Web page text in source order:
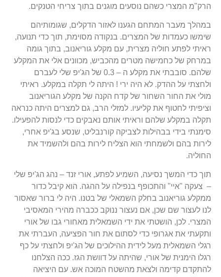
הרק"מ המצרי כשהם נוסעים מוגנים בתוך צריחי הטנקים.
במהלך מעבר המתחם הגענו לאזור הדקלים, שגומותיהם
שימשו כעמדות של המצרים. בנקודה מסוימת, תוך כדי תנועה,
ראיתי לפתע חוליה מצרית, עם מקלע גוריאנוב, בתוך גומה
במרחק של כחמישה מטרים מהכביש, מכוונים אלי את המקלע
שלהם. סובבתי את מקלע ה – 0.3 של הג'יפ שלי לעברם
ולחצתי על ההדק. לא היה ירי ! היתה לי תקלה במקלע. ראיתי
מולי את החור השחור של קדח הקנה של מקלע הגוריאנוב
וציפיתי לחטוף את קליעיו. למזלי הרב, גם למצרים היתה כנראה
תקלה במקלע שלהם וראיתי אותם נאבקים כדי לנסות להפעילו.
סימנתי בידי בבהילות לצביקה קורנבליט, שנסע בג'יפ אחרי,
לירות בהם ולשמחתי הוא הצליח לירות בהם ולהשמיד את
החוליה.
תוך כדי המשך נסיעה, השמיע לפתע, אורי זנד – נהג הג'יפ שלי
– צעקה "איי" והתכופף בנפילה על ההגה. הוא קיבל כדור
ממקלע גוריאנוב בחלק השמאלי של בטנו. היה לי ברור שאסור
לנו לעצור שם שכן, אם נעצור ננוקב ככברה מהירי המאסיבי
המצרי. לכן, הושטתי את ידי השמאלית מאחורי גבו של אורי
ותקעתי את אגרופי כדי לסתום את חור הפציעה, העברתי את
רגלי השמאלית מעל לידית ההילוכים של הג'יפ ולחצתי על כף
רגלו הימנית של אורי, שהיתה על דוושת הגז. ככה הצלחנו
להתקדם קדימה ולצאת מהשטח המוכה אש. עם היציאה